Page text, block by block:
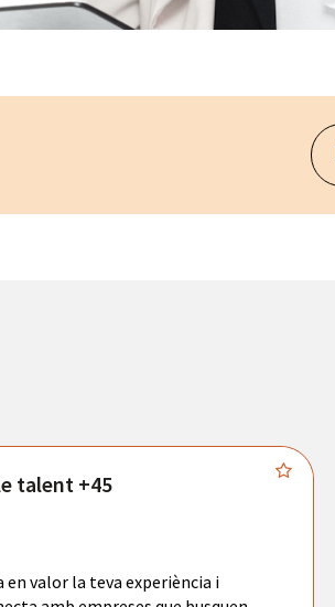
talent +45
en valor la teva experiència i